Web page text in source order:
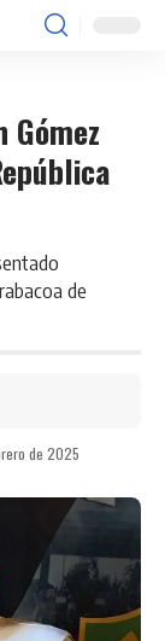
Gómez
de
de 2025